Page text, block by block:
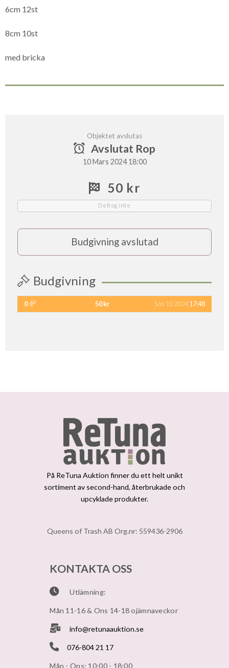
6cm 12st
8cm 10st
med bricka
Objektet avslutas
Avslutat Rop
10 Mars 2024 18:00
50 kr
Deltog inte
Budgivning avslutad
Budgivning
0 50 kr Sön 10 202417:48
På ReTuna Auktion finner du ett helt unikt
sortiment av second-hand, återbrukade och
upcyklade produkter.
Queens of Trash AB Org.nr: 559436-2906
KONTAKTA OSS
Utlämning:
Mån 11-16 & Ons 14-18 ojämnaveckor
info@retunaauktion.se
076-804 21 17
Mån - Ons: 10:00 - 18:00